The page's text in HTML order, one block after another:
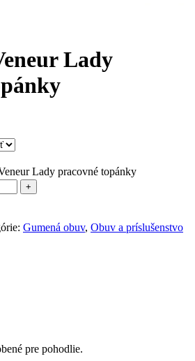
Lady
Lady pracovné topánky
Gumená obuv, Obuv a príslušenstvo
pre pohodlie.